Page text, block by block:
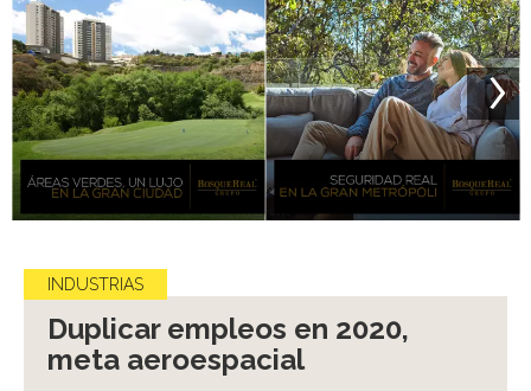
INDUSTRIAS
Duplicar empleos en 2020,
meta aeroespacial